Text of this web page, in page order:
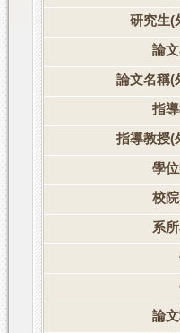
研究生(
論
論文名稱(
指
指導教授(
學
校
系
論